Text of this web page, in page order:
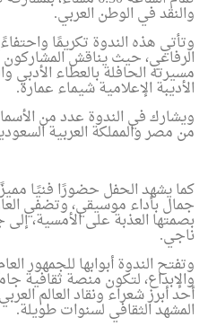
والنقد في الوطن العربي.
وتأتي هذه الندوة تكريمًا
الرفاعي، حيث يناقش المشاركون
مسيرته الحافلة بالعطاء الأدبي
الأديبة الإعلامية شيماء عمارة.
ويشارك في الندوة عدد من
من مصر والمملكة العربية
كما يشهد الحفل حضورًا فنيًا
جمال بأداء موسيقي، وتضفي
بصمتها العذبة على الأمسية،
ناجي.
وتفتح الندوة أبوابها للجمهور
والإبداع، لتكون منصة ثقافية
أحد أبرز شعراء ونقاد العالم
المشهد الثقافي لسنوات طويلة.